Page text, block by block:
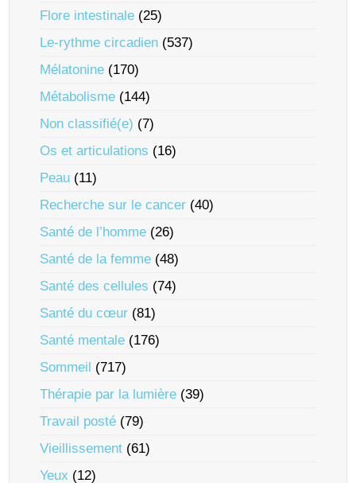
Flore intestinale (25)
Le-rythme circadien (537)
Mélatonine (170)
Métabolisme (144)
Non classifié(e) (7)
Os et articulations (16)
Peau (11)
Recherche sur le cancer (40)
Santé de l’homme (26)
Santé de la femme (48)
Santé des cellules (74)
Santé du cœur (81)
Santé mentale (176)
Sommeil (717)
Thérapie par la lumière (39)
Travail posté (79)
Vieillissement (61)
Yeux (12)